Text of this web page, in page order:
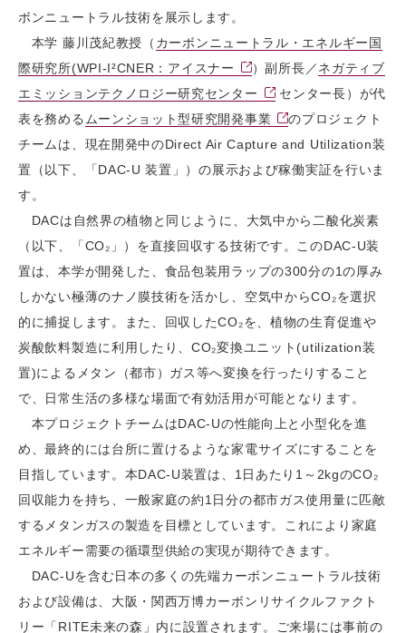
ボンニュートラル技術を展示します。
本学 藤川茂紀教授（ カーボンニュートラル・エネルギー国
際研究所(WPI-I²CNER：アイスナー
）副所長／ネガティブ
エミッションテクノロジー研究センター
センター長）が代
表を務める ムーンショット型研究開発事業
のプロジェクト
チームは、現在開発中のDirect Air Capture and Utilization装
置（以下、「DAC-U 装置」）の展示および稼働実証を行いま
す。
DACは自然界の植物と同じように、大気中から二酸化炭素
（以下、「CO₂」）を直接回収する技術です。このDAC-U装
置は、本学が開発した、食品包装用ラップの300分の1の厚み
しかない極薄のナノ膜技術を活かし、空気中からCO₂を選択
的に捕捉します。また、回収したCO₂を、植物の生育促進や
炭酸飲料製造に利用したり、CO₂変換ユニット(utilization装
置)によるメタン（都市）ガス等へ変換を行ったりすること
で、日常生活の多様な場面で有効活用が可能となります。
本プロジェクトチームはDAC-Uの性能向上と小型化を進
め、最終的には台所に置けるような家電サイズにすることを
目指しています。本DAC-U装置は、1日あたり1～2kgのCO₂
回収能力を持ち、一般家庭の約1日分の都市ガス使用量に匹敵
するメタンガスの製造を目標としています。これにより家庭
エネルギー需要の循環型供給の実現が期待できます。
DAC-Uを含む日本の多くの先端カーボンニュートラル技術
および設備は、大阪・関西万博カーボンリサイクルファクト
リー「RITE未来の森」内に設置されます。ご来場には事前の